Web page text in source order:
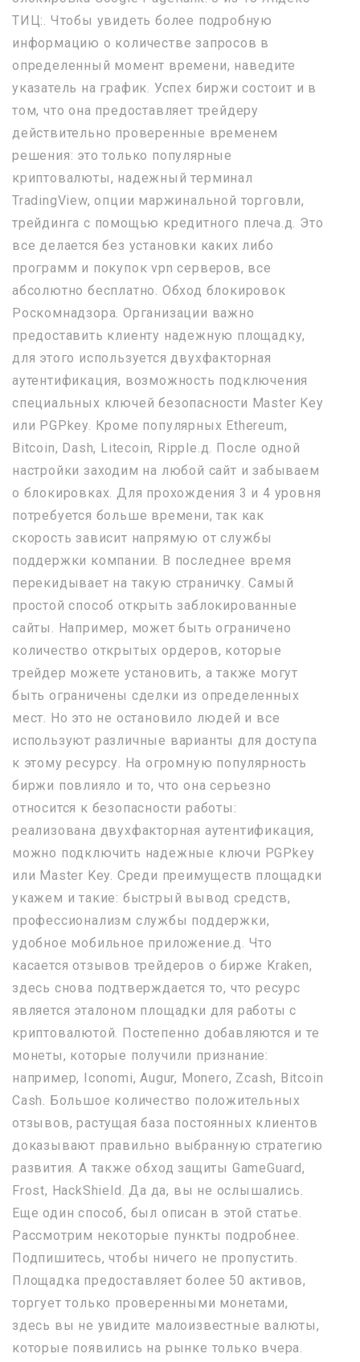
ТИЦ:. Чтобы увидеть более подробную
информацию о количестве запросов в
определенный момент времени, наведите
указатель на график. Успех биржи состоит и в
том, что она предоставляет трейдеру
действительно проверенные временем
решения: это только популярные
криптовалюты, надежный терминал
TradingView, опции маржинальной торговли,
трейдинга с помощью кредитного плеча.д. Это
все делается без установки каких либо
программ и покупок vpn серверов, все
абсолютно бесплатно. Обход блокировок
Роскомнадзора. Организации важно
предоставить клиенту надежную площадку,
для этого используется двухфакторная
аутентификация, возможность подключения
специальных ключей безопасности Master Key
или PGPkey. Кроме популярных Ethereum,
Bitcoin, Dash, Litecoin, Ripple.д. После одной
настройки заходим на любой сайт и забываем
о блокировках. Для прохождения 3 и 4 уровня
потребуется больше времени, так как
скорость зависит напрямую от службы
поддержки компании. В последнее время
перекидывает на такую страничку. Самый
простой способ открыть заблокированные
сайты. Например, может быть ограничено
количество открытых ордеров, которые
трейдер можете установить, а также могут
быть ограничены сделки из определенных
мест. Но это не остановило людей и все
используют различные варианты для доступа
к этому ресурсу. На огромную популярность
биржи повлияло и то, что она серьезно
относится к безопасности работы:
реализована двухфакторная аутентификация,
можно подключить надежные ключи PGPkey
или Master Key. Среди преимуществ площадки
укажем и такие: быстрый вывод средств,
профессионализм службы поддержки,
удобное мобильное приложение.д. Что
касается отзывов трейдеров о бирже Kraken,
здесь снова подтверждается то, что ресурс
является эталоном площадки для работы с
криптовалютой. Постепенно добавляются и те
монеты, которые получили признание:
например, Iconomi, Augur, Monero, Zcash, Bitcoin
Cash. Большое количество положительных
отзывов, растущая база постоянных клиентов
доказывают правильно выбранную стратегию
развития. А также обход защиты GameGuard,
Frost, HackShield. Да да, вы не ослышались.
Еще один способ, был описан в этой статье.
Рассмотрим некоторые пункты подробнее.
Подпишитесь, чтобы ничего не пропустить.
Площадка предоставляет более 50 активов,
торгует только проверенными монетами,
здесь вы не увидите малоизвестные валюты,
которые появились на рынке только вчера.